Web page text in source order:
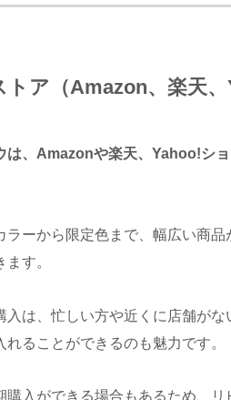
ア（Amazon、楽天
は、Amazonや楽天、Yahoo!シ
ラーから限定色まで、幅広い商
す。
入は、忙しい方や近くに店舗が
ることができるのも魅力です。
購入ができる場合もあるため、